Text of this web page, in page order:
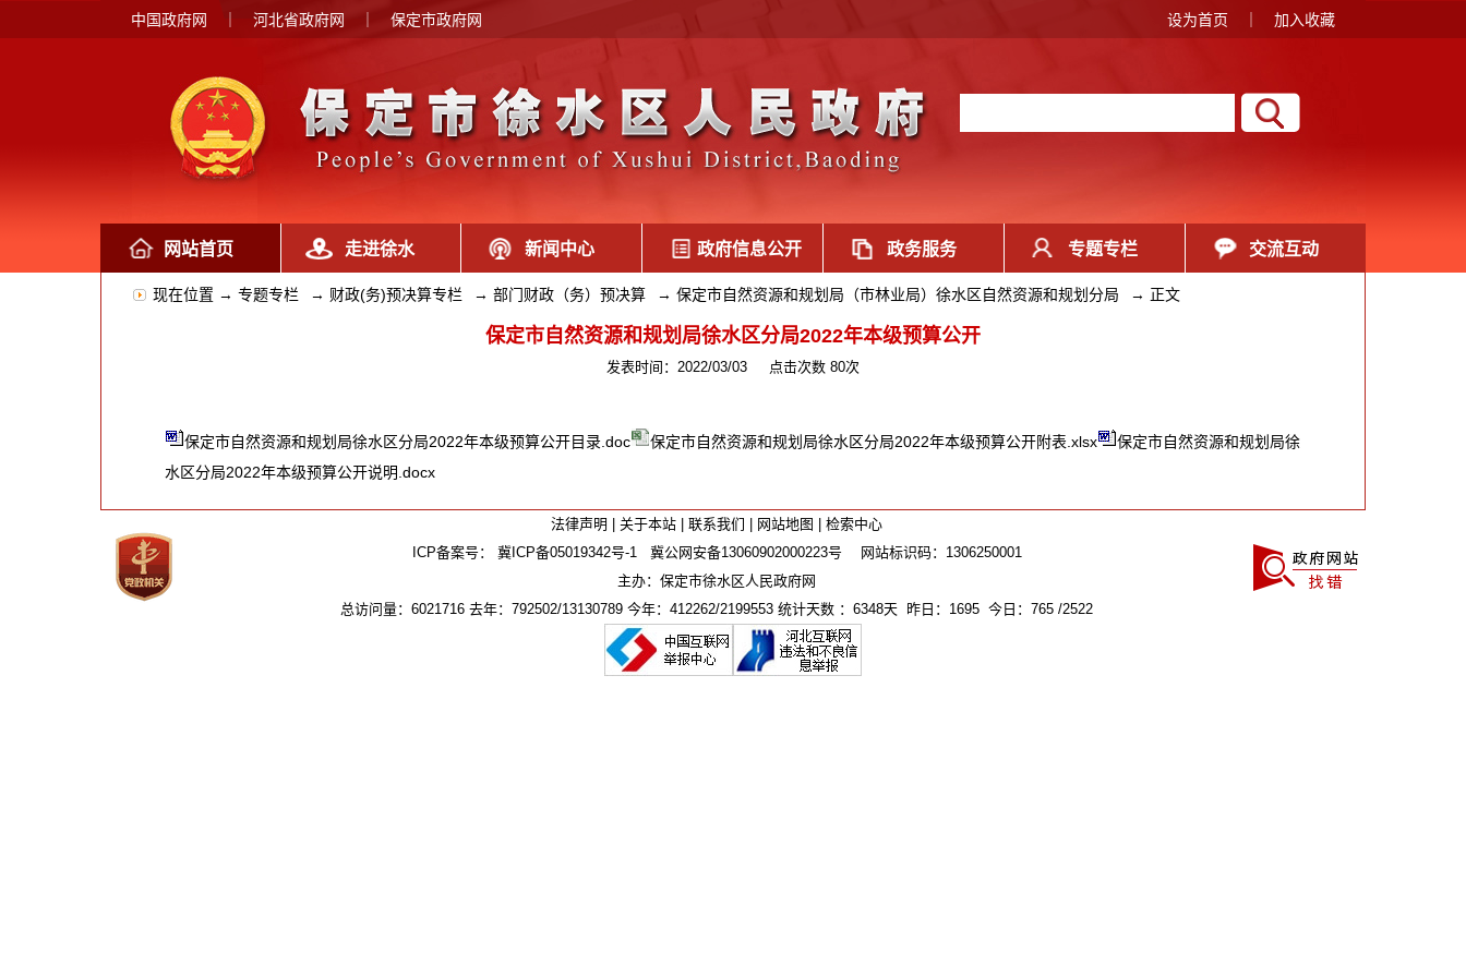
中国政府网 河北省政府网 保定市政府网 设为首页 加入收藏
网站首页 走进徐水 新闻中心 政府信息公开 政务服务 专题专栏 交流互动
现在位置 → 专题专栏 → 财政(务)预决算专栏 → 部门财政（务）预决算 → 保定市自然资源和规划局（市林业局）徐水区自然资源和规划分局 → 正文
保定市自然资源和规划局徐水区分局2022年本级预算公开
发表时间：2022/03/03 点击次数 80次
保定市自然资源和规划局徐水区分局2022年本级预算公开目录.doc 保定市自然资源和规划局徐水区分局2022年本级预算公开附表.xlsx
保定市自然资源和规划局徐
水区分局2022年本级预算公开说明.docx
法律声明 关于本站 联系我们 网站地图
检索中心
ICP备案号：
冀ICP备05019342号-1 冀公网安备13060902000223号网站标识码：1306250001
主办：保定市徐水区人民政府网
总访问量：6021716 去年：792502/13130789 今年：412262/2199553 统计天数 ：6348天 昨日：1695 今日：765 /2522